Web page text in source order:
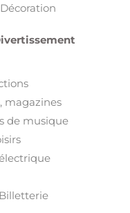
magazines
de musique